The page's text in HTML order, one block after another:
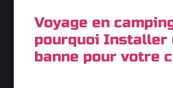
Voyage en
pourquoi Installer
banne pour votre